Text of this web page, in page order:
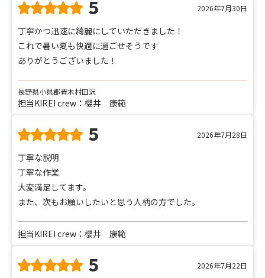
5 2026年7月30日
丁寧かつ迅速に綺麗にしていただきました！
これで暑い夏も快適に過ごせそうです
ありがとうございました！
長野県小県郡青木村田沢
担当KIREI crew：櫻井 康範
5 2026年7月28日
丁寧な説明
丁寧な作業
大変満足してます。
また、次もお願いしたいと思う人柄の方でした。
担当KIREI crew：櫻井 康範
5 2026年7月22日